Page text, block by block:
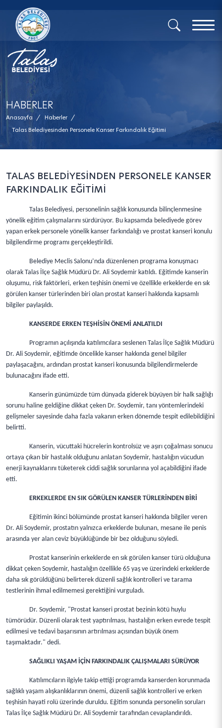
x
HABERLER
Anasayfa / Haberler /
Talas Belediyesinden Personele Kanser Farkındalık Eğitimi
TALAS BELEDİYESİNDEN PERSONELE KANSER
FARKINDALIK EĞİTİMİ
Talas Belediyesi, personelinin sağlık konusunda bilinçlenmesine
yönelik eğitim çalışmalarını sürdürüyor. Bu kapsamda belediyede görev
yapan erkek personele yönelik kanser farkındalığı ve prostat kanseri konulu
bilgilendirme programı gerçekleştirildi.
Belediye Meclis Salonu’nda düzenlenen programa konuşmacı
olarak Talas İlçe Sağlık Müdürü Dr. Ali Soydemir katıldı. Eğitimde kanserin
oluşumu, risk faktörleri, erken teşhisin önemi ve özellikle erkeklerde en sık
görülen kanser türlerinden biri olan prostat kanseri hakkında kapsamlı
bilgiler paylaşıldı.
KANSERDE ERKEN TEŞHİSİN ÖNEMİ ANLATILDI
Programın açılışında katılımcılara seslenen Talas İlçe Sağlık Müdürü
Dr. Ali Soydemir, eğitimde öncelikle kanser hakkında genel bilgiler
paylaşacağını, ardından prostat kanseri konusunda bilgilendirmelerde
bulunacağını ifade etti.
Kanserin günümüzde tüm dünyada giderek büyüyen bir halk sağlığı
sorunu haline geldiğine dikkat çeken Dr. Soydemir, tanı yöntemlerindeki
gelişmeler sayesinde daha fazla vakanın erken dönemde tespit edilebildiğini
belirtti.
Kanserin, vücuttaki hücrelerin kontrolsüz ve aşırı çoğalması sonucu
ortaya çıkan bir hastalık olduğunu anlatan Soydemir, hastalığın vücudun
enerji kaynaklarını tüketerek ciddi sağlık sorunlarına yol açabildiğini ifade
etti.
ERKEKLERDE EN SIK GÖRÜLEN KANSER TÜRLERİNDEN BİRİ
Eğitimin ikinci bölümünde prostat kanseri hakkında bilgiler veren
Dr. Ali Soydemir, prostatın yalnızca erkeklerde bulunan, mesane ile penis
arasında yer alan ceviz büyüklüğünde bir bez olduğunu söyledi.
Prostat kanserinin erkeklerde en sık görülen kanser türü olduğuna
dikkat çeken Soydemir, hastalığın özellikle 65 yaş ve üzerindeki erkeklerde
daha sık görüldüğünü belirterek düzenli sağlık kontrolleri ve tarama
testlerinin ihmal edilmemesi gerektiğini vurguladı.
Dr. Soydemir, "Prostat kanseri prostat bezinin kötü huylu
tümörüdür. Düzenli olarak test yaptırılması, hastalığın erken evrede tespit
edilmesi ve tedavi başarısının artırılması açısından büyük önem
taşımaktadır." dedi.
SAĞLIKLI YAŞAM İÇİN FARKINDALIK ÇALIŞMALARI SÜRÜYOR
Katılımcıların ilgiyle takip ettiği programda kanserden korunmada
sağlıklı yaşam alışkanlıklarının önemi, düzenli sağlık kontrolleri ve erken
teşhisin hayati rolü üzerinde duruldu. Eğitim sonunda personelin soruları
Talas İlçe Sağlık Müdürü Dr. Ali Soydemir tarafından cevaplandırıldı.